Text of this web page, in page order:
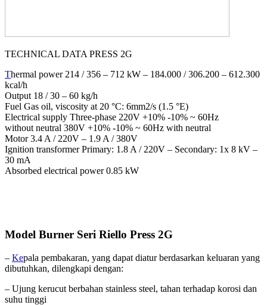
TECHNICAL DATA PRESS 2G
Thermal power 214 / 356 – 712 kW – 184.000 / 306.200 – 612.300
kcal/h
Output 18 / 30 – 60 kg/h
Fuel Gas oil, viscosity at 20 °C: 6mm2/s (1.5 °E)
Electrical supply Three-phase 220V +10% -10% ~ 60Hz
without neutral 380V +10% -10% ~ 60Hz with neutral
Motor 3.4 A / 220V – 1.9 A / 380V
Ignition transformer Primary: 1.8 A / 220V – Secondary: 1x 8 kV –
30 mA
Absorbed electrical power 0.85 kW
Model Burner Seri Riello Press 2G
– Kepala pembakaran, yang dapat diatur berdasarkan keluaran yang
dibutuhkan, dilengkapi dengan:
– Ujung kerucut berbahan stainless steel, tahan terhadap korosi dan
suhu tinggi